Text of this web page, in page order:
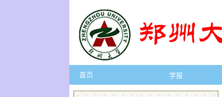
首页 学报